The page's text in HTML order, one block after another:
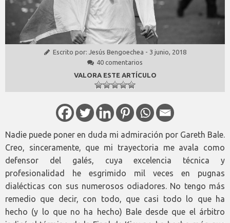
Escrito por: Jesús Bengoechea - 3 junio, 2018
40 comentarios
VALORA ESTE ARTÍCULO
Nadie puede poner en duda mi admiración por Gareth Bale.
Creo, sinceramente, que mi trayectoria me avala como
defensor del galés, cuya excelencia técnica y
profesionalidad he esgrimido mil veces en pugnas
dialécticas con sus numerosos odiadores. No tengo más
remedio que decir, con todo, que casi todo lo que ha
hecho (y lo que no ha hecho) Bale desde que el árbitro